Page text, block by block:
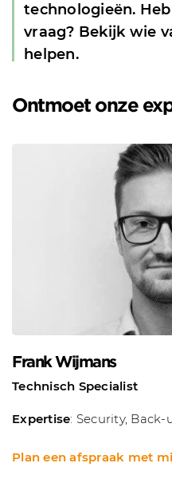
technologieën.
vraag? Bekijk wie
helpen.
Ontmoet onze
Frank Wijmans
Technisch Specialist
Expertise: Security, Back-
Plan een afspraak met